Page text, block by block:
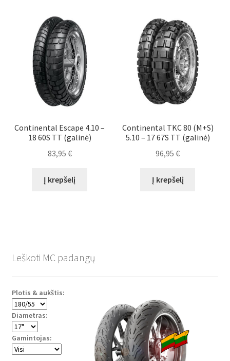
Continental Escape 4.10 –
18 60S TT (galinė)
83,95 €
Į krepšelį
Continental TKC 80 (M+S)
5.10 – 17 67S TT (galinė)
96,95€
Į krepšelį
Leškoti MC padangų
Plotis & aukštis:
Diametras:
Gamintojas: